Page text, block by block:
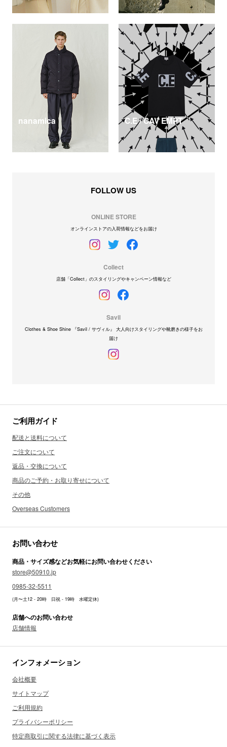
nanamica C.E / CAV EMPT
FOLLOW US
ONLINE STORE
オンラインストアの入荷情報などをお届け
Collect
店舗「Collect」のスタイリングやキャンペーン情報など
Savil
Clothes & Shoe Shine 『Savil / サヴィル』 大人向けスタイリングや靴磨きの様子をお
届け
ご利用ガイド
配送と送料について
ご注文について
返品・交換について
商品のご予約・お取り寄せについて
その他
Overseas Customers
お問い合わせ
商品・サイズ感などお気軽にお問い合わせください
store@50910.jp
0985-32-5511
(月〜土12 - 20時 日祝 - 19時 水曜定休)
店舗へのお問い合わせ
店舗情報
インフォメーション
会社概要
サイトマップ
ご利用規約
プライバシーポリシー
特定商取引に関する法律に基づく表示